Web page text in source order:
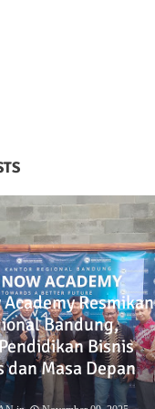
Resmikan
Bandung,
Bisnis
Masa Depan